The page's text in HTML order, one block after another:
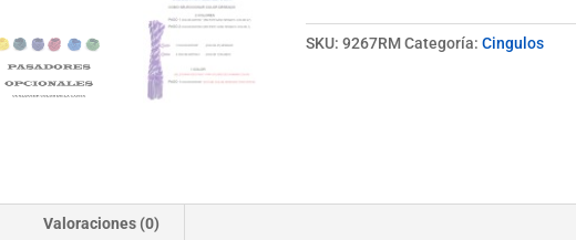
SKU: 9267RM Categoría: Cingulos
Valoraciones (0)